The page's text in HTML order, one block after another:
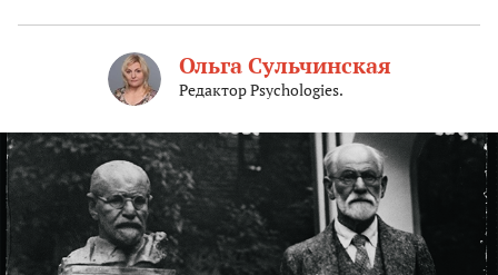
Ольга Сульчинская
Редактор Psychologies.